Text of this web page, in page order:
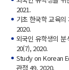
2021.
기초 한국학 교육
2020.
외국인 유학생의 분
20(7), 2020.
Study on Korean
관점 49, 2020.